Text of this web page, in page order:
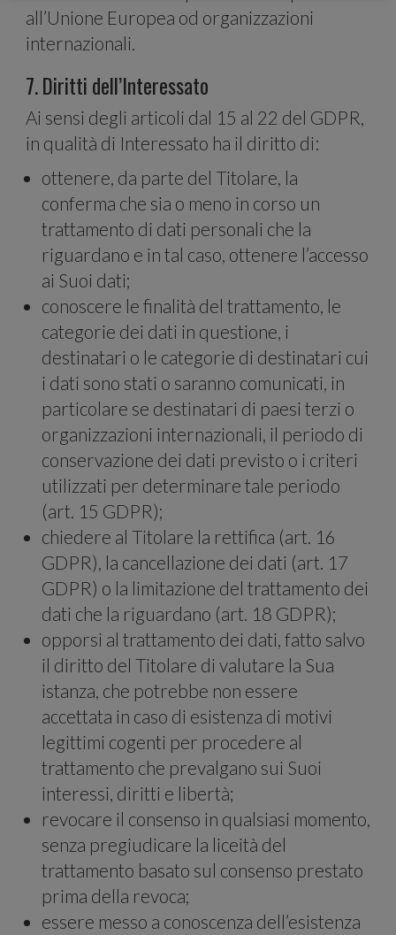
all’Unione Europea od organizzazioni
internazionali.
7. Diritti dell’Interessato
Ai sensi degli articoli dal 15 al 22 del GDPR,
in qualità di Interessato ha il diritto di:
ottenere, da parte del Titolare, la
conferma che sia o meno in corso un
trattamento di dati personali che la
riguardano e in tal caso, ottenere l’accesso
ai Suoi dati;
conoscere le finalità del trattamento, le
categorie dei dati in questione, i
destinatari o le categorie di destinatari cui
i dati sono stati o saranno comunicati, in
particolare se destinatari di paesi terzi o
organizzazioni internazionali, il periodo di
conservazione dei dati previsto o i criteri
utilizzati per determinare tale periodo
(art. 15 GDPR);
chiedere al Titolare la rettifica (art. 16
GDPR), la cancellazione dei dati (art. 17
GDPR) o la limitazione del trattamento dei
dati che la riguardano (art. 18 GDPR);
opporsi al trattamento dei dati, fatto salvo
il diritto del Titolare di valutare la Sua
istanza, che potrebbe non essere
accettata in caso di esistenza di motivi
legittimi cogenti per procedere al
trattamento che prevalgano sui Suoi
interessi, diritti e libertà;
revocare il consenso in qualsiasi momento,
senza pregiudicare la liceità del
trattamento basato sul consenso prestato
prima della revoca;
essere messo a conoscenza dell’esistenza
per i
social
media
e